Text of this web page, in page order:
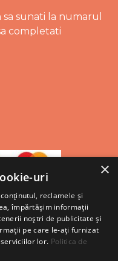
sunati la numarul
completati
×
uri
reclamele și
împărtășim informații
noștri de publicitate și
pe care le-ați furnizat
lor. Politica de